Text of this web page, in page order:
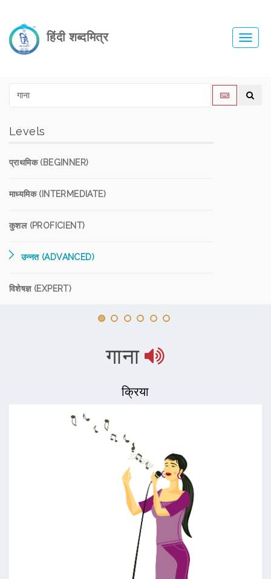
हिंदी शब्दमित्र
Levels
प्राथमिक (BEGINNER)
माध्यमिक (INTERMEDIATE)
कुशल (PROFICIENT)
उन्नत (ADVANCED)
विशेषज्ञ (EXPERT)
गाना
क्रिया